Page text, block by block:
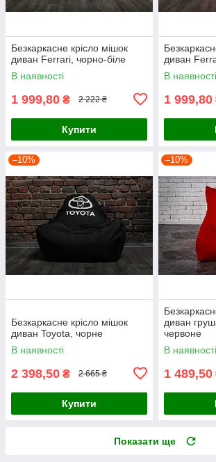
Безкаркасне крісло мішок
диван Ferrari, чорно-біле
В наявності
1 999,80 ₴ 2 222 ₴
Купити
диван
В наявності
1 999,80
–10%
Безкаркасне крісло мішок
диван Toyota, чорне
В наявності
2 398,50 ₴ 2 665 ₴
Купити
–10%
диван
червоне
В наявності
1 489,50
Показати ще